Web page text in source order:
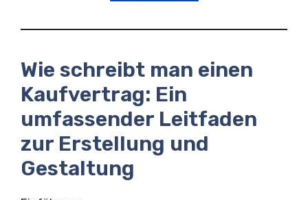
Wie schreibt man einen
Kaufvertrag: Ein
umfassender Leitfaden
zur Erstellung und
Gestaltung